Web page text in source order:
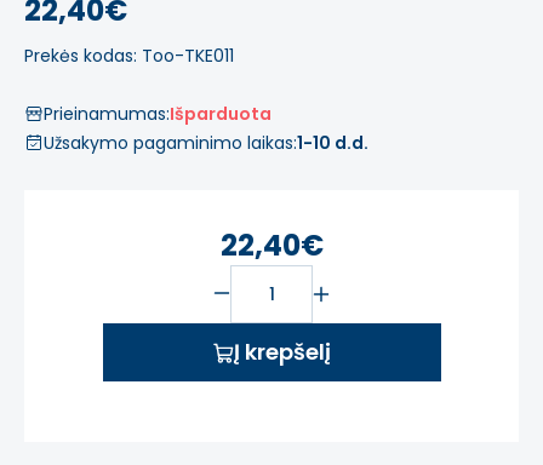
22,40€
Prekės kodas: Too-TKE011
Prieinamumas:Išparduota
Užsakymo pagaminimo laikas:1-10 d.d.
22,40€
Į krepšelį